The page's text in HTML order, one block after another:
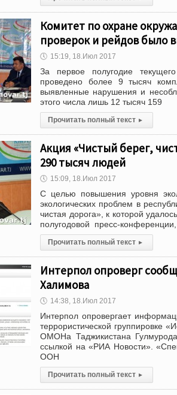
Комитет по охране
проверок и рейдов было
🕔 15:19, 18.Июл 2017
За первое полугодие
проведено более 9 тысяч
выявленные нарушения и
этого числа лишь 12 тысяч 159
Прочитать полный текст ▸
Акция «Чистый берег,
290 тысяч людей
🕔 15:09, 18.Июл 2017
С целью повышения уровня
экологических проблем в
чистая дорога», к которой
полугодовой пресс-конференции,
Прочитать полный текст ▸
Интерпол опроверг
Халимова
🕔 14:38, 18.Июл 2017
Интерпол опровергает
террористической группировке
ОМОНа Таджикистана
ссылкой на «РИА Новости».
ООН
Прочитать полный текст ▸